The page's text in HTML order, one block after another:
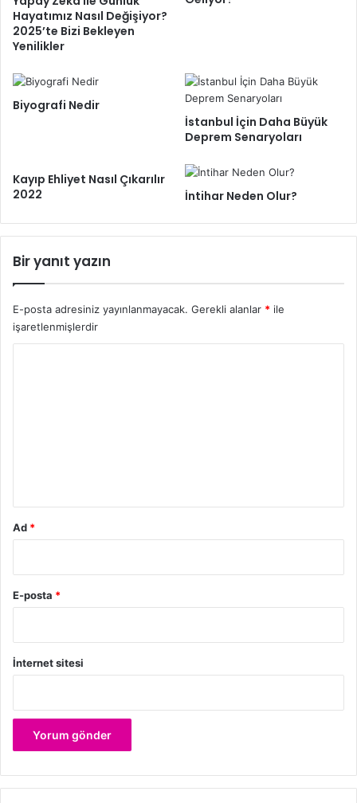
Hayatımız Nasıl Değişiyor?
2025’te Bizi Bekleyen
Yenilikler
Biyografi Nedir
İstanbul İçin Daha Büyük
Deprem Senaryoları
Kayıp Ehliyet Nasıl Çıkarılır
2022
İntihar Neden Olur?
Bir yanıt yazın
E-posta adresiniz yayınlanmayacak. Gerekli alanlar * ile
işaretlenmişlerdir
Ad *
E-posta *
İnternet sitesi